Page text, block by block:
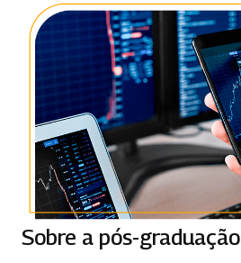
Sobre a pós-graduação